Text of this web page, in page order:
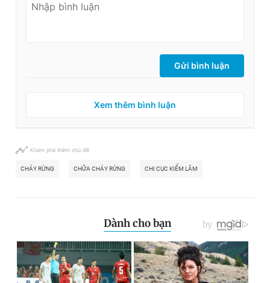
Gửi bình luận
Xem thêm bình luận
Khám phá thêm chủ đề
CHÁY RỪNG CHỮA CHÁY RỪNG CHI CỤC KIỂM LÂM